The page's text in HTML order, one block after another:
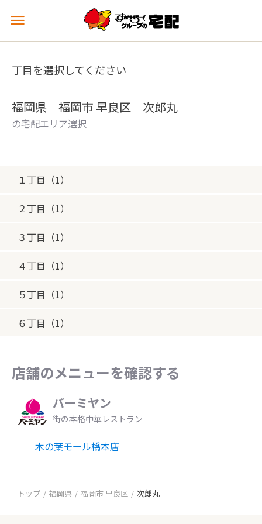
メ
ュ
を
丁目を選択してください
福岡県 福岡市 早良区 次郎丸
の宅配エリア選択
１丁目（1）
２丁目（1）
３丁目（1）
４丁目（1）
５丁目（1）
６丁目（1）
店舗のメニューを確認する
バーミヤン
街の本格中華レストラン
木の葉モール橋本店
トップ 福岡県 福岡市 早良区 次郎丸